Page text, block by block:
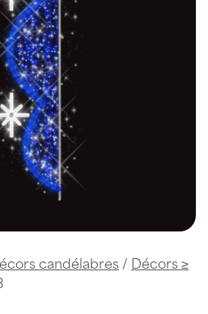
candélabres / Décors ≥